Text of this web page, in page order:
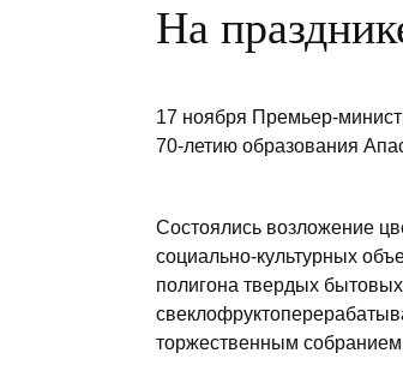
На
17 ноября Премьер-
70-летию образования
Состоялись возложение
социально-культурных
полигона твердых
торжественным